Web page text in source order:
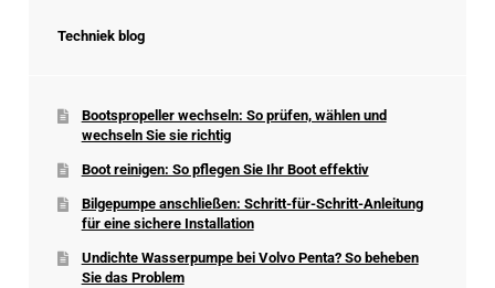
Techniek blog
Bootspropeller wechseln: So prüfen, wählen und
wechseln Sie sie richtig
Boot reinigen: So pflegen Sie Ihr Boot effektiv
Bilgepumpe anschließen: Schritt-für-Schritt-Anleitung
für eine sichere Installation
Undichte Wasserpumpe bei Volvo Penta? So beheben
Sie das Problem